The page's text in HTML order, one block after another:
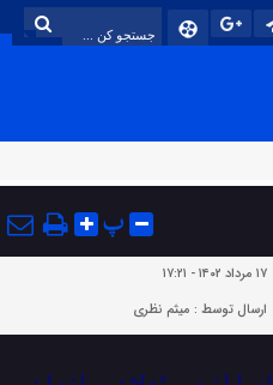
پ
۱۷ مرداد ۱۴۰۲ - ۱۷:۲۱
ارسال توسط : میثم نظری